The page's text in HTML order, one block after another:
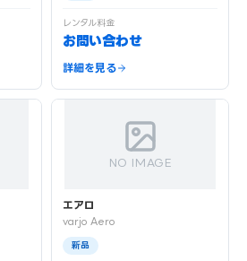
レンタル料金
お問い合わせ
詳細を見る
NO IMAGE
エアロ
varjo Aero
新品